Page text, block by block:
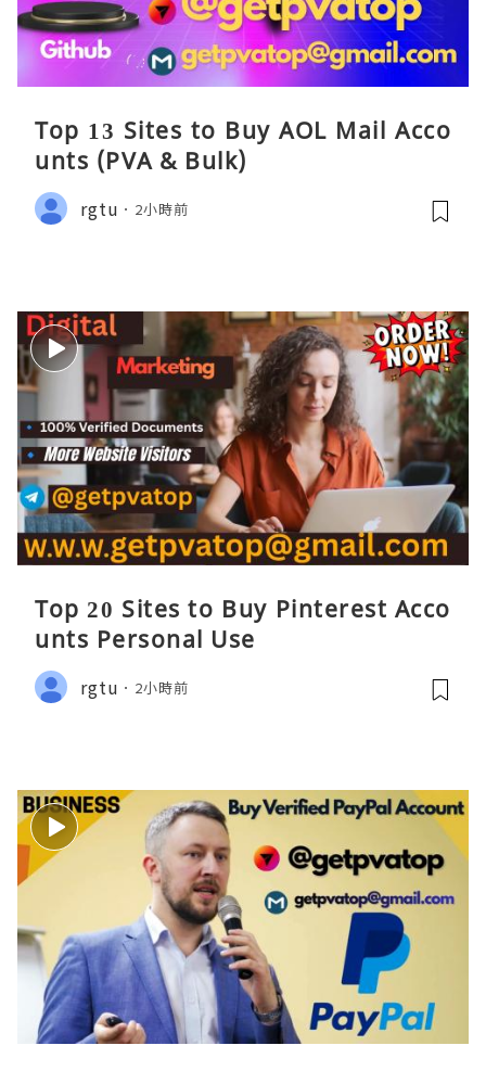
Top 13 Sites to Buy AOL Mail Acco
unts (PVA & Bulk)
rgtu 2小時前
Top 20 Sites to Buy Pinterest Acco
unts Personal Use
rgtu 2小時前